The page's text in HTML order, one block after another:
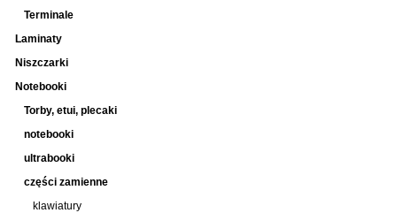
Terminale
Laminaty
Niszczarki
Notebooki
Torby, etui, plecaki
notebooki
ultrabooki
części zamienne
klawiatury